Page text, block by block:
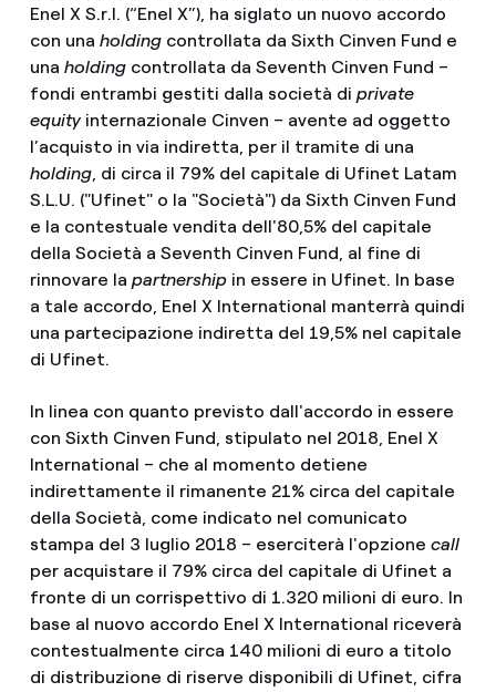
Enel X S.r.l. (“Enel X”), ha siglato un nuovo accordo
con una holdingcontrollata da Sixth Cinven Fund e
una holdingcontrollata da Seventh Cinven Fund –
fondi entrambi gestiti dalla società di private
equity internazionale Cinven – avente ad oggetto
l’acquisto in via indiretta, per il tramite di una
holding, di circa il 79% del capitale di Ufinet Latam
S.L.U. ("Ufinet" o la "Società") da Sixth Cinven Fund
e la contestuale vendita dell'80,5% del capitale
della Società a Seventh Cinven Fund, al fine di
rinnovare la partnershipin essere in Ufinet. In base
a tale accordo, Enel X International manterrà quindi
una partecipazione indiretta del 19,5% nel capitale
di Ufinet.
In linea con quanto previsto dall'accordo in essere
con Sixth Cinven Fund, stipulato nel 2018, Enel X
International – che al momento detiene
indirettamente il rimanente 21% circa del capitale
della Società, come indicato nel comunicato
stampa del 3 luglio 2018 – eserciterà l'opzione call
per acquistare il 79% circa del capitale di Ufinet a
fronte di un corrispettivo di 1.320 milioni di euro. In
base al nuovo accordo Enel X International riceverà
contestualmente circa 140 milioni di euro a titolo
di distribuzione di riserve disponibili di Ufinet, cifra